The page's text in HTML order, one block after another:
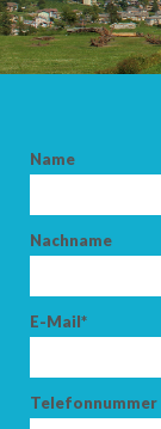
Name
Nachname
E-Mail*
Telefonnummer